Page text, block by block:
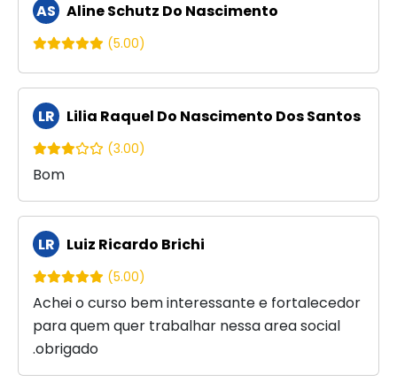
AS Aline Schutz Do Nascimento
(5.00)
LR Lilia Raquel Do Nascimento Dos Santos
(3.00)
Bom
LR Luiz Ricardo Brichi
(5.00)
Achei o curso bem interessante e fortalecedor
para quem quer trabalhar nessa area social
.obrigado